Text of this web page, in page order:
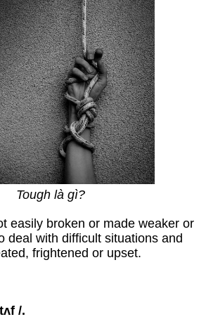
Tough là gì?
easily broken or made weaker or
deal with difficult situations and
frightened or upset.
/.